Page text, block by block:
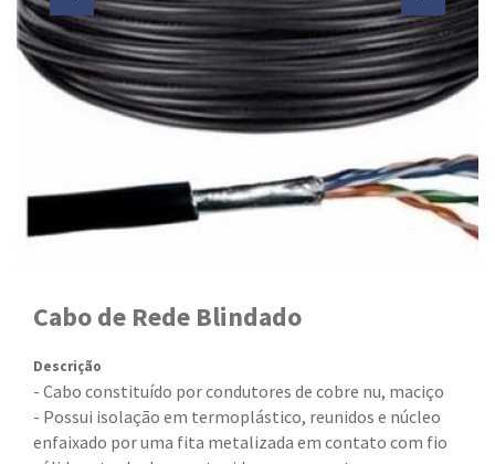
Cabo de Rede Blindado
Descrição
- Cabo constituído por condutores de cobre nu, maciço
- Possui isolação em termoplástico, reunidos e núcleo
enfaixado por uma fita metalizada em contato com fio